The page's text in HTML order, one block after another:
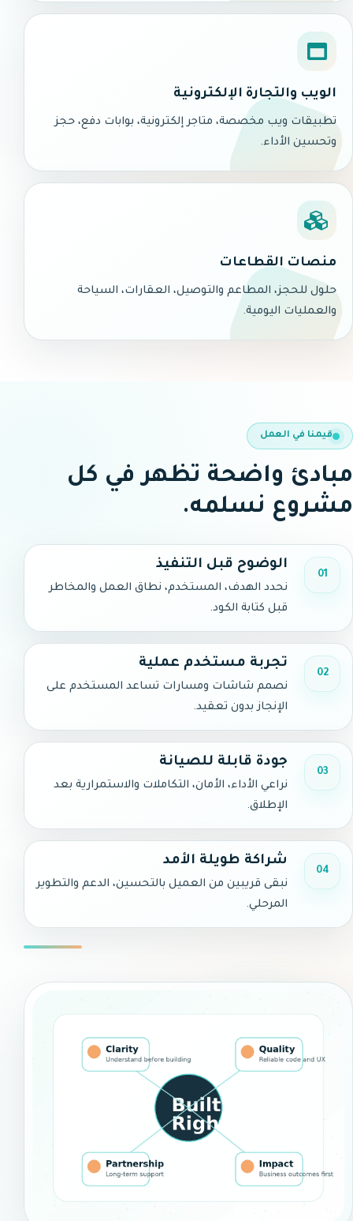
الويب والتجارة الإلكترونية
تطبيقات ويب مخصصة، متاجر إلكترونية، بوابات دفع، حجز
وتحسين الأداء.
منصات القطاعات
حلول للحجز، المطاعم والتوصيل، العقارات، السياحة
والعمليات اليومية.
قيمنا في العمل
مبادئ واضحة تظهر في كل
مشروع نسلمه.
01
الوضوح قبل التنفيذ
نحدد الهدف، المستخدم، نطاق العمل والمخاطر
قبل كتابة الكود.
02
تجربة مستخدم عملية
نصمم شاشات ومسارات تساعد المستخدم على
الإنجاز بدون تعقيد.
03
جودة قابلة للصيانة
نراعي الأداء، الأمان، التكاملات والاستمرارية بعد
الإطلاق.
04
شراكة طويلة الأمد
نبقى قريبين من العميل بالتحسين، الدعم والتطوير
المرحلي.